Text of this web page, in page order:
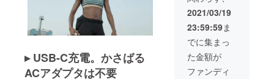
▸ USB-C充電。かさばる
ACアダプタは不要
です
ド 4種
USB-C
ケーブ
ル 1個
落下防
止用ハ
ンドス
2021/03/19
23:59:59ま
でに集まっ
た金額が
ファンディ